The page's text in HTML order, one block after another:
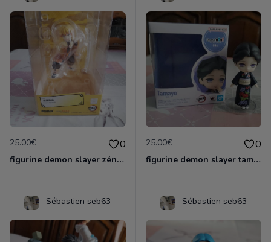
25.00€ 0
figurine demon slayer zénith officielle
25.00€ 0
figurine demon slayer tamayo
Sébastien seb63 Sébastien seb63